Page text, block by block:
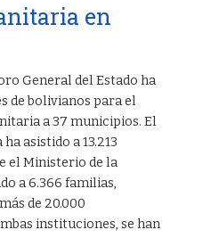
en
General del Estado ha
de bolivianos para el
a 37 municipios. El
asistido a 13.213
el Ministerio de la
a 6.366 familias,
de 20.000
instituciones, se han